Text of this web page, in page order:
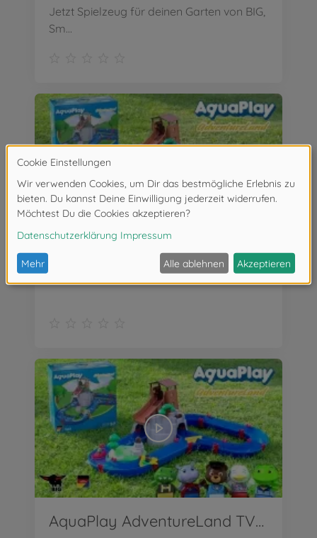
Jetzt Spielzeug für deinen Garten von BIG,
Sm...
AquaPlay AdventureLand TV-Spot
AquaPlay AdventureLand TV-Spot (English)